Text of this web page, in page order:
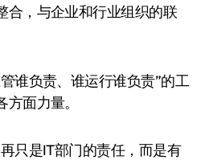
合，与企业和行业组织的联
谁负责、谁运行谁负责”的工
面力量。
只是IT部门的责任，而是有